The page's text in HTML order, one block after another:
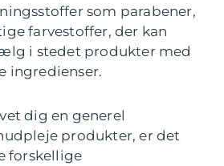
som parabener,
farvestoffer, der kan
i stedet produkter med
ingredienser.
dig en generel
produkter, er det
forskellige